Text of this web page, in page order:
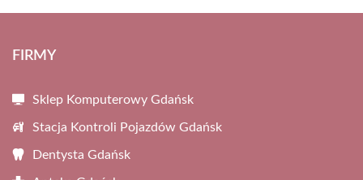
FIRMY
Sklep Komputerowy Gdańsk
Stacja Kontroli Pojazdów Gdańsk
Dentysta Gdańsk